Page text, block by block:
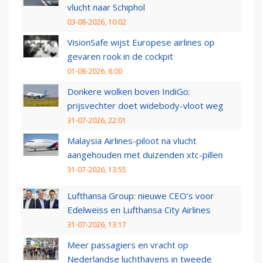
vlucht naar Schiphol
03-08-2026, 10:02
VisionSafe wijst Europese airlines op
gevaren rook in de cockpit
01-08-2026, 8:00
Donkere wolken boven IndiGo:
prijsvechter doet widebody-vloot weg
31-07-2026, 22:01
Malaysia Airlines-piloot na vlucht
aangehouden met duizenden xtc-pillen
31-07-2026, 13:55
Lufthansa Group: nieuwe CEO’s voor
Edelweiss en Lufthansa City Airlines
31-07-2026, 13:17
Meer passagiers en vracht op
Nederlandse luchthavens in tweede